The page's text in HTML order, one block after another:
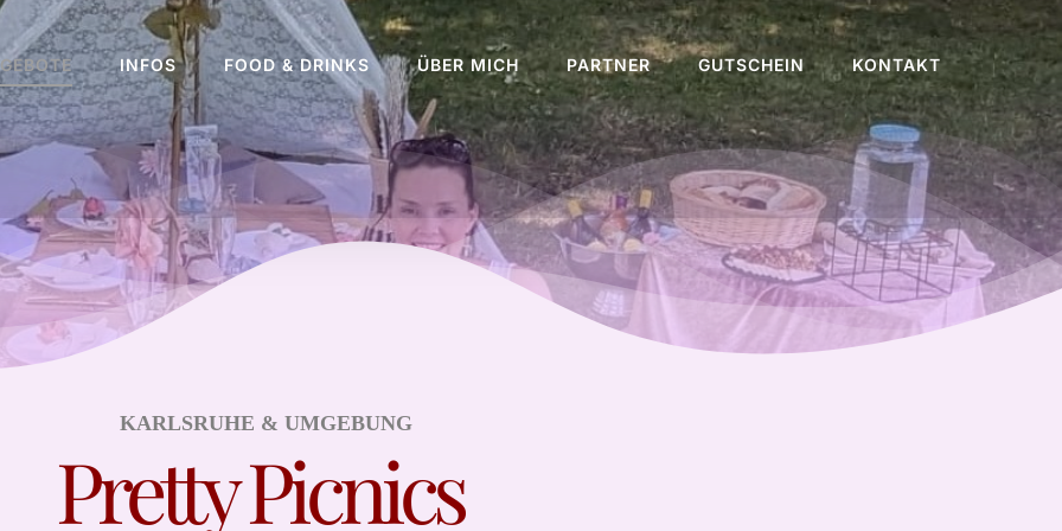
INFOS FOOD & DRINKS ÜBER MICH PARTNER GUTSCHEIN KONTAKT
KARLSRUHE & UMGEBUNG
Pretty Picnics